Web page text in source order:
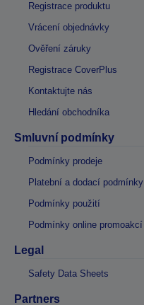
Registrace produktu
Vrácení objednávky
Ověření záruky
Registrace CoverPlus
Kontaktujte nás
Hledání obchodníka
Smluvní podmínky
Podmínky prodeje
Platební a dodací podmínky
Podmínky použití
Podmínky online promoakcí
Legal
Safety Data Sheets
Partners